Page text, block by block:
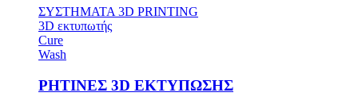
ΣΥΣΤΗΜΑΤΑ 3D PRINTING
3D εκτυπωτής
Cure
Wash
ΡΗΤΙΝΕΣ 3D ΕΚΤΥΠΩΣΗΣ